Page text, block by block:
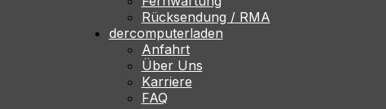
Rücksendung / RMA
dercomputerladen
Anfahrt
Über Uns
Karriere
FAQ